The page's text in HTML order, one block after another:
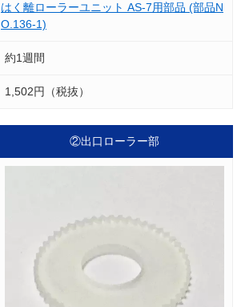
はく離ローラーユニット AS-7用部品 (部品N
O.136-1)
約1週間
1,502円（税抜）
②出口ローラー部